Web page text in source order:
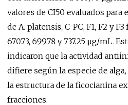
valores de CI50 evaluados
de A. platensis, C-PC, F1, F2 y F3
670.73, 699.78 y 737.25 µg/mL.
indicaron que la actividad
difiere según la especie de
la estructura de la ficocianina
fracciones.